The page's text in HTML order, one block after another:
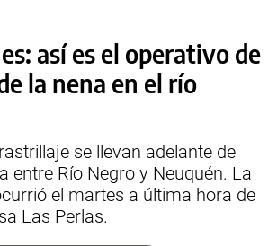
así es el operativo de
la nena en el río
se llevan adelante de
entre Río Negro y Neuquén. La
el martes a última hora de
Las Perlas.